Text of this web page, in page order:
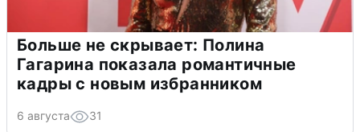
Больше не скрывает: Полина
Гагарина показала романтичные
кадры с новым избранником
6 августа 31